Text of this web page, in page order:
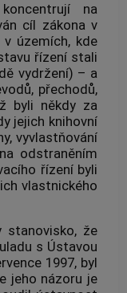
na
cíl zákona v
územích, kde
řízení stali
vydržení) – a
přechodů,
byli někdy za
jejich knihovní
vyvlastňování
odstraněním
řízení byli
vlastnického
stanovisko, že
s Ústavou
1997, byl
jeho názoru je